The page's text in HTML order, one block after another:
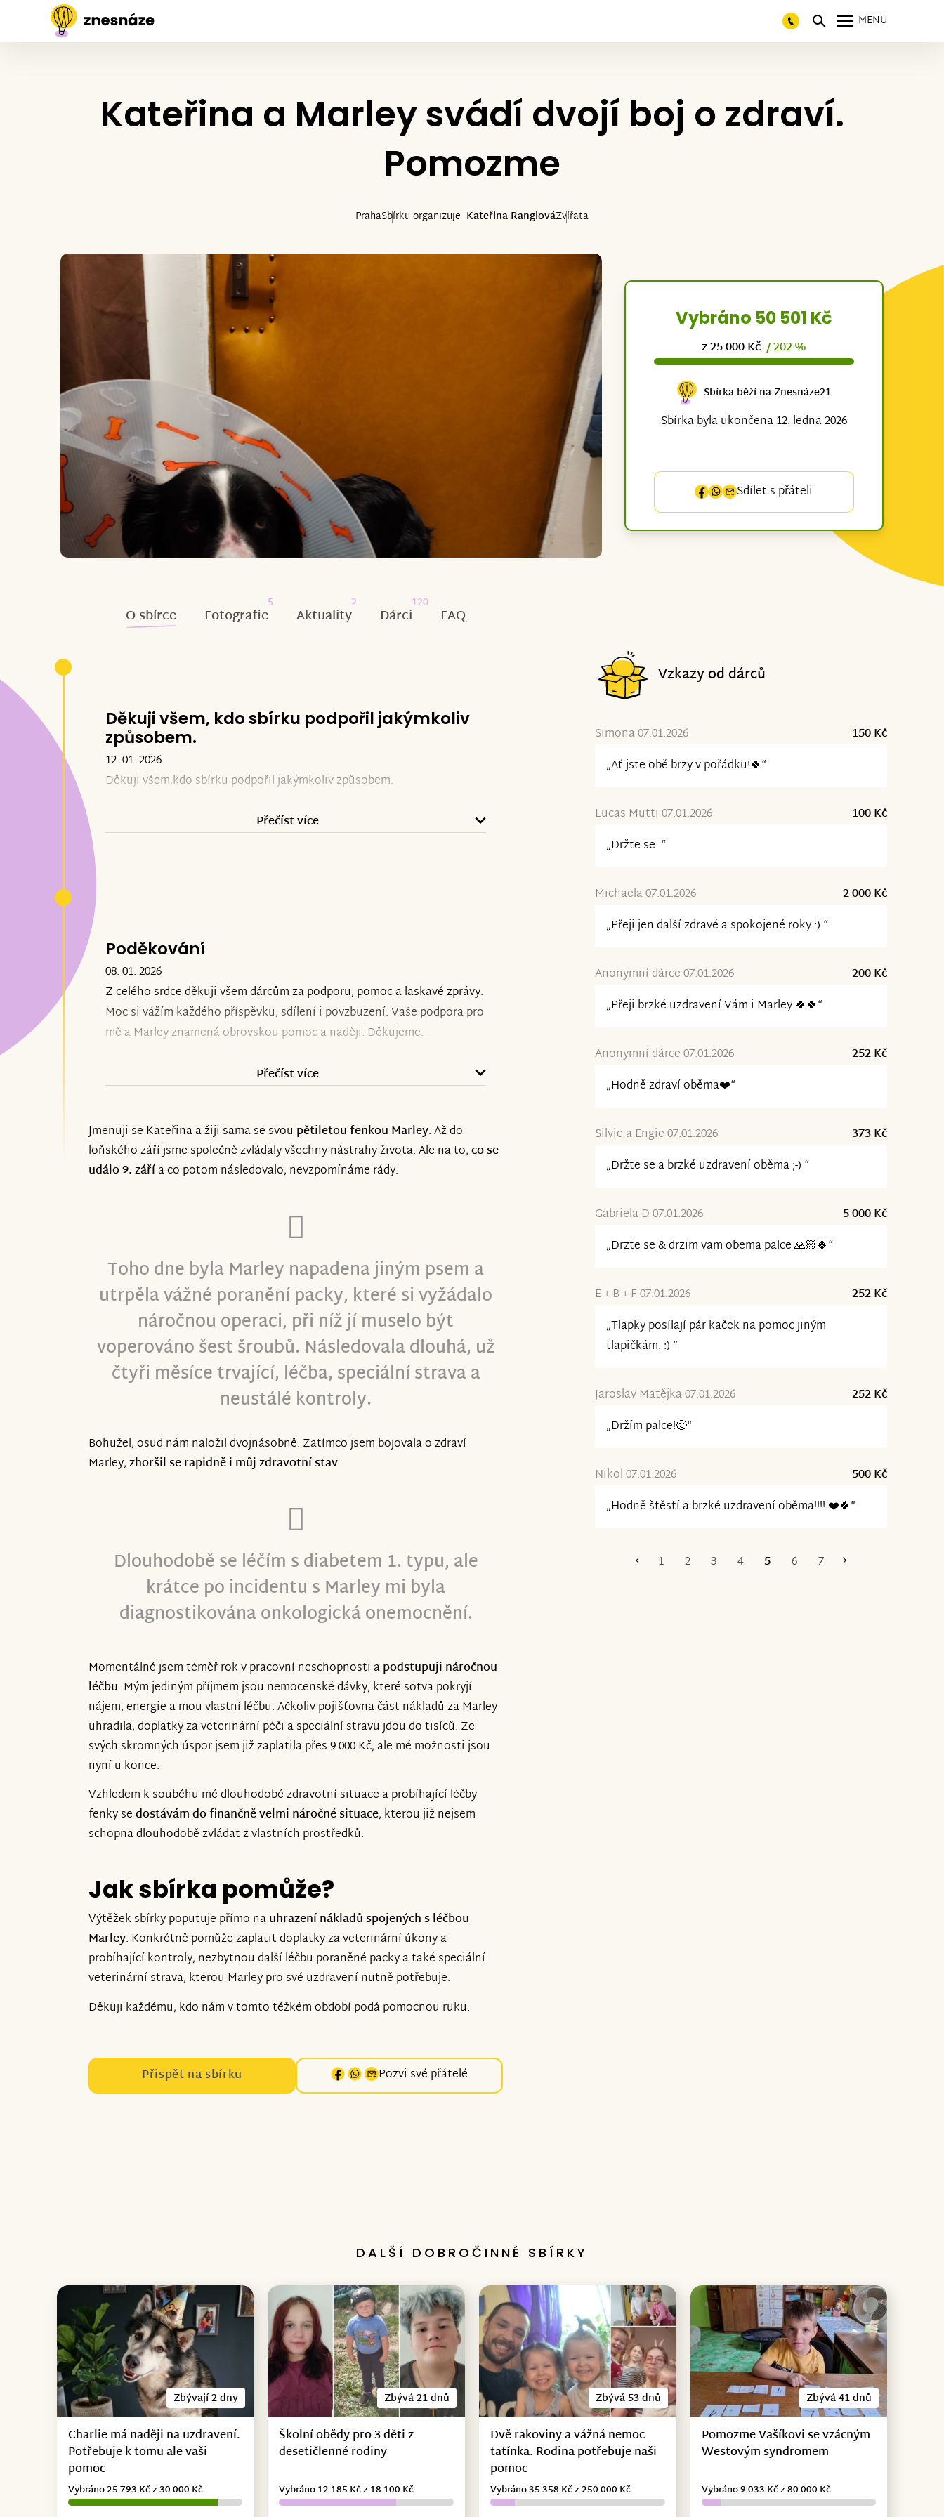
MENU
Kateřina a Marley svádí dvojí boj o zdraví.
Pomozme
PrahaSbírku organizuje Kateřina RanglováZvířata
Vybráno 50 501 Kč
z 25 000 Kč/ 202 %
Sbírka běží na Znesnáze21
Sbírka byla ukončena 12. ledna 2026
Sdílet s přáteli
O sbírce Fotografie
5
Aktuality
2
Dárci
120
FAQ
Děkuji všem, kdo sbírku podpořil jakýmkoliv
způsobem.
12. 01. 2026
Děkuji všem,kdo sbírku podpořil jakýmkoliv způsobem.
Přečíst více
Poděkování
08. 01. 2026
Z celého srdce děkuji všem dárcům za podporu, pomoc a laskavé zprávy.
Moc si vážím každého příspěvku, sdílení i povzbuzení. Vaše podpora pro
mě a Marley znamená obrovskou pomoc a naději. Děkujeme.
Přečíst více
Jmenuji se Kateřina a žiji sama se svou pětiletou fenkou Marley. Až do
loňského září jsme společně zvládaly všechny nástrahy života. Ale na to,co se
událo 9. zářía co potom následovalo, nevzpomínáme rády.
Toho dne byla Marley napadena jiným psem a
utrpěla vážné poranění packy, které si vyžádalo
náročnou operaci, při níž jí muselo být
voperováno šest šroubů. Následovala dlouhá, už
čtyři měsíce trvající, léčba, speciální strava a
neustálé kontroly.
Bohužel, osud nám naložil dvojnásobně. Zatímco jsem bojovala o zdraví
Marley,zhoršil se rapidně i můj zdravotní stav.
Dlouhodobě se léčím s diabetem 1. typu, ale
krátce po incidentu s Marley mi byla
diagnostikována onkologická onemocnění.
Momentálně jsem téměř rok v pracovní neschopnosti apodstupuji náročnou
léčbu. Mým jediným příjmem jsou nemocenské dávky, které sotva pokryjí
nájem, energie a mou vlastní léčbu. Ačkoliv pojišťovna část nákladů za Marley
uhradila, doplatky za veterinární péči a speciální stravu jdou do tisíců. Ze
svých skromných úspor jsem již zaplatila přes 9 000 Kč, ale mé možnosti jsou
nyní u konce.
Vzhledem k souběhu mé dlouhodobé zdravotní situace a probíhající léčby
fenky sedostávám do finančně velmi náročné situace, kterou již nejsem
schopna dlouhodobě zvládat z vlastních prostředků.
Jak sbírka pomůže?
Výtěžek sbírky poputuje přímo nauhrazení nákladů spojených s léčbou
Marley. Konkrétně pomůže zaplatit doplatky za veterinární úkony a
probíhající kontroly, nezbytnou další léčbu poraněné packy a také speciální
veterinární strava, kterou Marley pro své uzdravení nutně potřebuje.
Děkuji každému, kdo nám v tomto těžkém období podá pomocnou ruku.
Přispět na sbírku Pozvi své přátelé
Vzkazy od dárců
Simona 07.01.2026
150 Kč
„Ať jste obě brzy v pořádku!🍀“
Lucas Mutti 07.01.2026
100 Kč
„Držte se. “
Michaela 07.01.2026
2 000 Kč
„Přeji jen další zdravé a spokojené roky :) “
Anonymní dárce 07.01.2026
200 Kč
„Přeji brzké uzdravení Vám i Marley 🍀🍀“
Anonymní dárce 07.01.2026
252 Kč
„Hodně zdraví oběma❤️“
Silvie a Engie 07.01.2026
373 Kč
„Držte se a brzké uzdravení oběma ;-) “
Gabriela D 07.01.2026
5 000 Kč
„Drzte se & drzim vam obema palce 🙏🏻🍀“
E + B + F 07.01.2026
252 Kč
„Tlapky posílají pár kaček na pomoc jiným
tlapičkám. :) “
Jaroslav Matějka 07.01.2026
252 Kč
„Držím palce!🙂“
Nikol 07.01.2026
500 Kč
„Hodně štěstí a brzké uzdravení oběma!!!! ❤️🍀“
1 2 3 4 5 6 7
DALŠÍ DOBROČINNÉ SBÍRKY
Zbývají 2 dny
Charlie má naději na uzdravení.
Potřebuje k tomu ale vaši
pomoc
Vybráno 25 793 Kč z 30 000 Kč
Zbývá 21 dnů
Školní obědy pro 3 děti z
desetičlenné rodiny
Vybráno 12 185 Kč z 18 100 Kč
Zbývá 53 dnů
Dvě rakoviny a vážná nemoc
tatínka. Rodina potřebuje naši
pomoc
Vybráno 35 358 Kč z 250 000 Kč
Zbývá 41 dnů
Pomozme Vašíkovi se vzácným
Westovým syndromem
Vybráno 9 033 Kč z 80 000 Kč